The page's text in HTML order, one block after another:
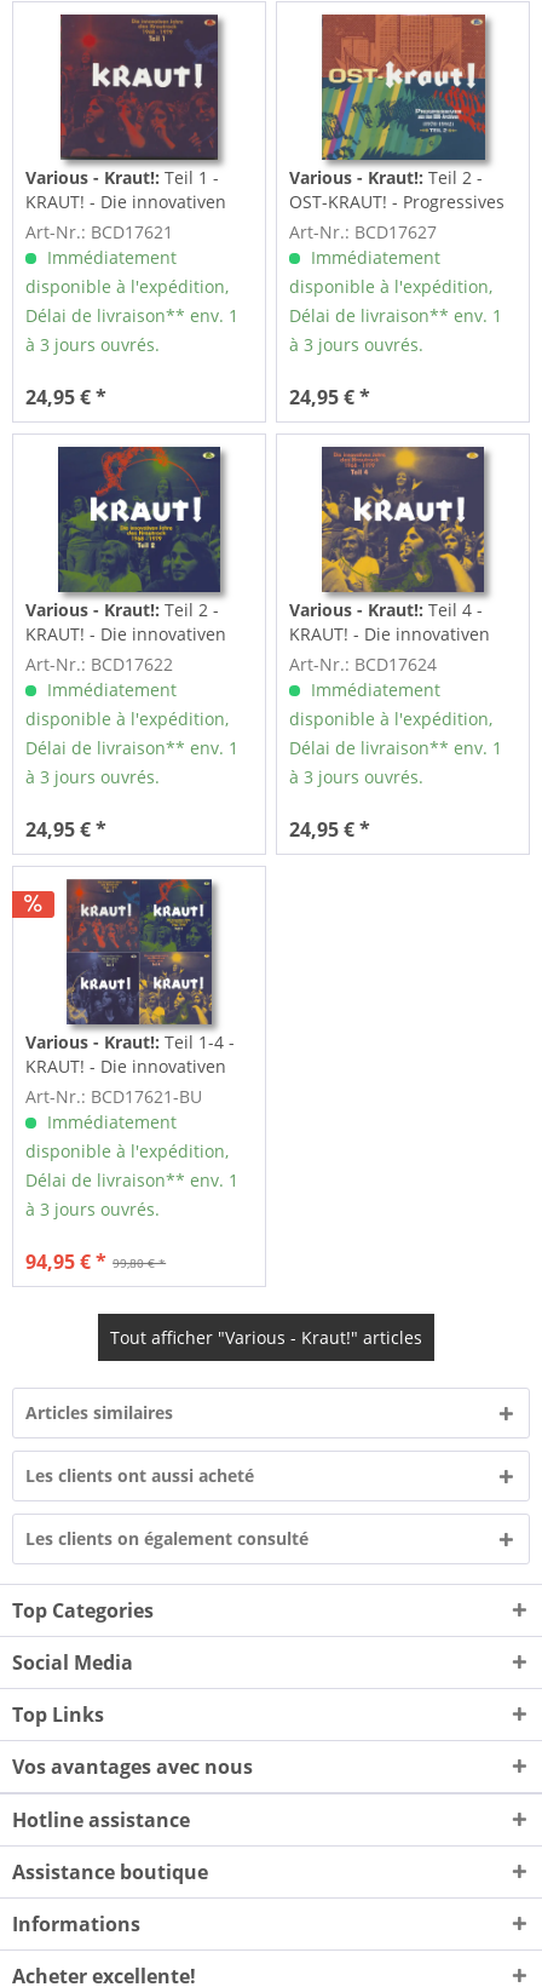
Various - Kraut!:Teil 1 -
KRAUT! - Die innovativen
Jahre des...
Art-Nr.: BCD17621
Immédiatement
disponible à l'expédition,
Délai de livraison** env. 1
à 3 jours ouvrés.
24,95 € *
Various - Kraut!:Teil 2 -
OST-KRAUT! - Progressives
aus den...
Art-Nr.: BCD17627
Immédiatement
disponible à l'expédition,
Délai de livraison** env. 1
à 3 jours ouvrés.
24,95 € *
Various - Kraut!:Teil 2 -
KRAUT! - Die innovativen
Jahre des...
Art-Nr.: BCD17622
Immédiatement
disponible à l'expédition,
Délai de livraison** env. 1
à 3 jours ouvrés.
24,95 € *
Various - Kraut!:Teil 4 -
KRAUT! - Die innovativen
Jahre des...
Art-Nr.: BCD17624
Immédiatement
disponible à l'expédition,
Délai de livraison** env. 1
à 3 jours ouvrés.
24,95 € *
Various - Kraut!:Teil 1-4 -
KRAUT! - Die innovativen
Jahre des...
Art-Nr.: BCD17621-BU
Immédiatement
disponible à l'expédition,
Délai de livraison** env. 1
à 3 jours ouvrés.
99,80 € *
94,95 € *
Tout afficher "Various - Kraut!" articles
Articles similaires
Les clients ont aussi acheté
Les clients on également consulté
Top Categories
Social Media
Top Links
Vos avantages avec nous
Hotline assistance
Assistance boutique
Informations
Acheter excellente!